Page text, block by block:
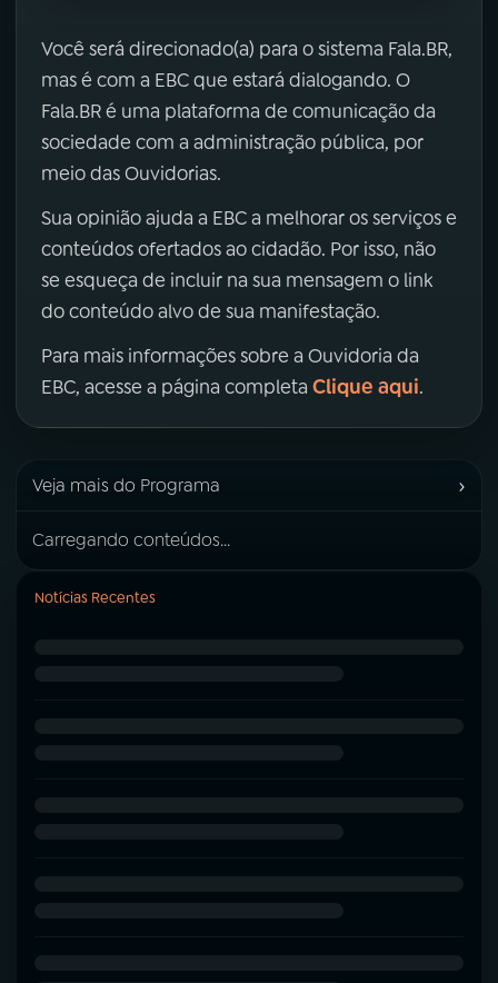
Você será direcionado(a) para o sistema Fala.BR,
mas é com a EBC que estará dialogando. O
Fala.BR é uma plataforma de comunicação da
sociedade com a administração pública, por
meio das Ouvidorias.
Sua opinião ajuda a EBC a melhorar os serviços e
conteúdos ofertados ao cidadão. Por isso, não
se esqueça de incluir na sua mensagem o link
do conteúdo alvo de sua manifestação.
Para mais informações sobre a Ouvidoria da
EBC, acesse a página completa Clique aqui.
Veja mais do Programa ›
Carregando conteúdos...
Notícias Recentes